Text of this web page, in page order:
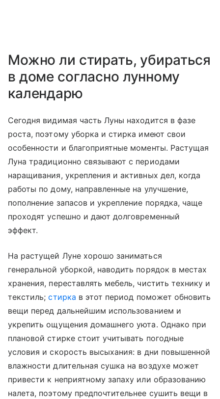
Можно ли стирать, убираться
в доме согласно лунному
календарю
Сегодня видимая часть Луны находится в фазе
роста, поэтому уборка и стирка имеют свои
особенности и благоприятные моменты. Растущая
Луна традиционно связывают с периодами
наращивания, укрепления и активных дел, когда
работы по дому, направленные на улучшение,
пополнение запасов и укрепление порядка, чаще
проходят успешно и дают долговременный
эффект.
На растущей Луне хорошо заниматься
генеральной уборкой, наводить порядок в местах
хранения, переставлять мебель, чистить технику и
текстиль;стирка в этот период поможет обновить
вещи перед дальнейшим использованием и
укрепить ощущения домашнего уюта. Однако при
плановой стирке стоит учитывать погодные
условия и скорость высыхания: в дни повышенной
влажности длительная сушка на воздухе может
привести к неприятному запаху или образованию
налета, поэтому предпочтительнее сушить вещи в